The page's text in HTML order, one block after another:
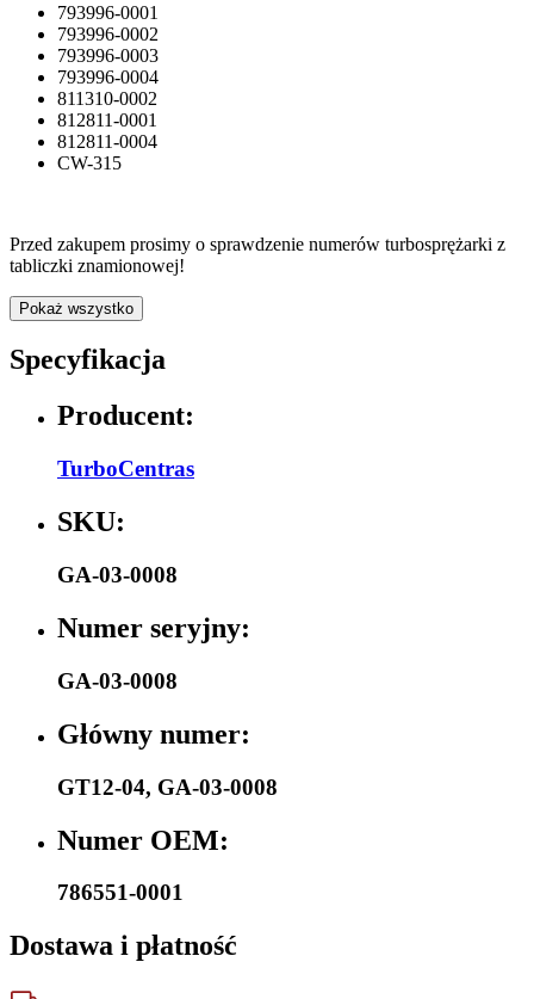
793996-0001
793996-0002
793996-0003
793996-0004
811310-0002
812811-0001
812811-0004
CW-315
Przed zakupem prosimy o sprawdzenie numerów turbosprężarki z
tabliczki znamionowej!
Pokaż wszystko
Specyfikacja
Producent:
TurboCentras
SKU:
GA-03-0008
Numer seryjny:
GA-03-0008
Główny numer:
GT12-04, GA-03-0008
Numer OEM:
786551-0001
Dostawa i płatność